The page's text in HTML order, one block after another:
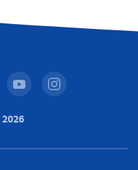
2026